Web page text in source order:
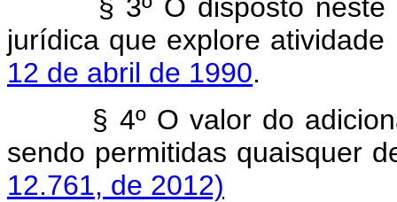
§ 3º O disposto
jurídica que explore
12 de abril de 1990.
§ 4º O valor do
sendo permitidas quaisquer
12.761, de 2012)